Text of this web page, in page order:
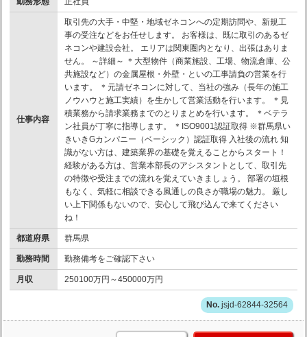
仕事内容
取引先の大手・中堅・地域ゼネコンへの定期訪問や、新規工
事の受注などをお任せします。 お客様は、既に取引のあるゼ
ネコンや建設会社。 エリアは関東圏内となり、出張はありま
せん。 ～詳細～ ＊大型物件（商業施設、工場、物流倉庫、公
共施設など）の金属屋根・外壁・といの工事請負の営業を行
います。 ＊元請ゼネコンに対して、当社の強み（長年の施工
ノウハウと施工実績）を生かして営業活動を行います。 ＊見
積業務から請求業務までのとりまとめを行います。 ＊ベテラ
ン社員が丁寧に指導します。 ＊ISO9001認証取得 ※群馬県い
きいきGカンパニー（ベーシック）認証取得 入社後の流れ 知
識がない方は、建築業界の基礎を覚えることからスタート！
経験がある方は、営業本部長のアシスタントとして、取引先
の特徴や受注までの流れを覚えていきましょう。 部署の垣根
もなく、気軽に相談できる風通しの良さが職場の魅力。 厳し
い上下関係もないので、安心して飛び込んで来てください
ね！
都道府県 群馬県
勤務時間 勤務備考をご確認下さい
月収 250100万円～450000万円
jsjd-62844-32564